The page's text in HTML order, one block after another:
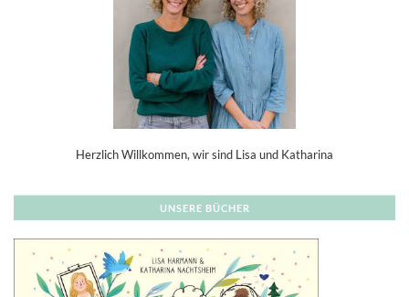
Herzlich Willkommen, wir sind Lisa und Katharina
UNSERE BÜCHER